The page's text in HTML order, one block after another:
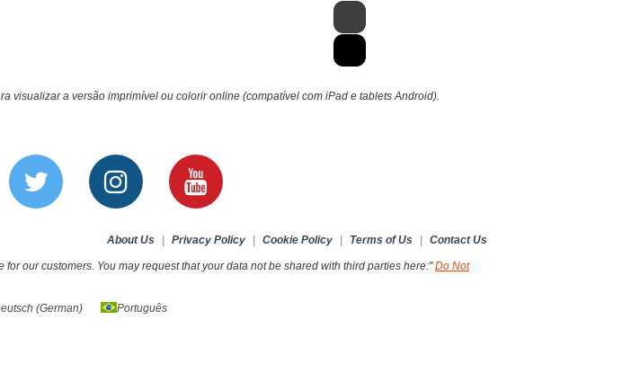
visualizar a versão imprimível ou colorir online (compatível com iPad e tablets Android).
About Us | Privacy Policy | Cookie Policy | Terms of Us | Contact Us
our customers. You may request that your data not be shared with third parties here:"Do Not
(German) Português